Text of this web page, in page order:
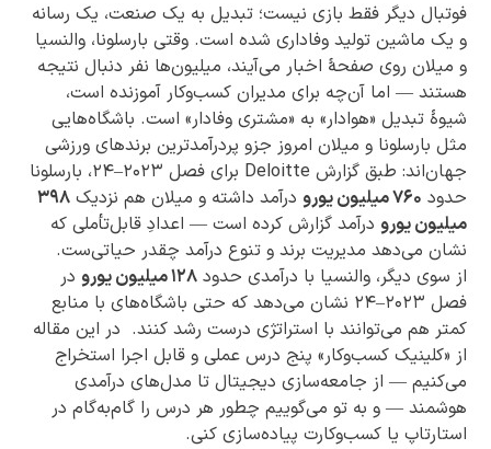
فوتبال دیگر فقط بازی نیست؛ تبدیل به یک صنعت، یک رسانه
و یک ماشین تولید وفاداری شده است. وقتی بارسلونا، والنسیا
و میلان روی صفحهٔ اخبار می‌آیند، میلیون‌ها نفر دنبال نتیجه
هستند — اما آن‌چه برای مدیران کسب‌وکار آموزنده است،
شیوهٔ تبدیل «هوادار» به «مشتری وفادار» است. باشگاه‌هایی
مثل بارسلونا و میلان امروز جزو پردرآمدترین برندهای ورزشی
جهان‌اند: طبق گزارش Deloitte برای فصل ۲۰۲۳–۲۴، بارسلونا
حدود ۷۶۰ میلیون یورو درآمد داشته و میلان هم نزدیک ۳۹۸
میلیون یورو درآمد گزارش کرده است — اعدادِ قابل‌تأملی که
نشان می‌دهد مدیریت برند و تنوع درآمد چقدر حیاتی‌ست.
از سوی دیگر، والنسیا با درآمدی حدود ۱۲۸ میلیون یورو
در
فصل ۲۰۲۳–۲۴ نشان می‌دهد که حتی باشگاه‌های با منابع
کمتر هم می‌توانند با استراتژی درست رشد کنند. در این مقاله
از «کلینیک کسب‌وکار» پنج درس عملی و قابل اجرا استخراج
می‌کنیم — از جامعه‌سازی دیجیتال تا مدل‌های درآمدی
هوشمند — و به تو می‌گوییم چطور هر درس را گام‌به‌گام در
استارتاپ یا کسب‌وکارت پیاده‌سازی کنی.